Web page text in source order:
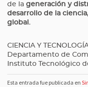
de la generación y
desarrollo de la
global.
CIENCIA Y
Departamento de
Instituto Tecnológico
Esta entrada fue publicada en